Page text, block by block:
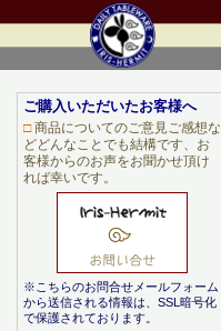
ご購入いただいたお客様へ
□商品についてのご意見ご感想な
どどんなことでも結構です、お
客様からのお声をお聞かせ頂け
れば幸いです。
※こちらのお問合せメールフォーム
から送信される情報は、SSL暗号化
で保護されております。